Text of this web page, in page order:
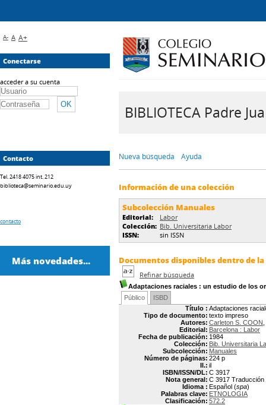
BIBLIOTECA Padre
Nueva búsqueda Ayuda
Información de una colección
Subcolección Manuales
Editorial:
Labor
Colección: Bib. Universitaria Labor
ISSN:
sin ISSN
Documentos disponibles dentro de
Refinar búsqueda
Adaptaciones raciales : un estudio de los
Público
ISBD
Título : Adaptaciones
Tipo de documento: texto impreso
Autores: Carleton S. COON
Editorial: Barcelona : Labor
Fecha de publicación: 1984
Colección: Bib. Universitaria
Subcolección: Manuales
Número de páginas: 224 p
Il.: il
ISBN/ISSN/DL: C 3917
Nota general: C 3917 Traducción
Idioma : Español (spa)
Palabras clave: ETNOLOGIA
Clasificación: 572.2
A- A A+
Conectarse
acceder a su cuenta
Contacto
Tel. 2418 4075 int. 212
biblioteca@seminario.edu.uy
contacto
Más novedades...